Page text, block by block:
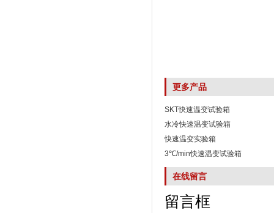
更多产品
SKT快速温变试验箱
水冷快速温变试验箱
快速温变实验箱
3℃/min快速温变试验箱
在线留言
留言框